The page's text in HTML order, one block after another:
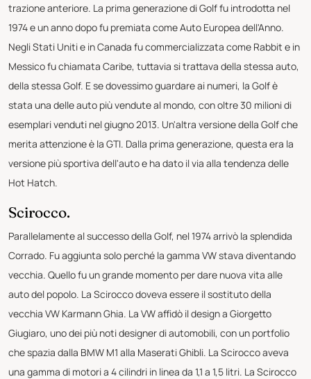
trazione anteriore. La prima generazione di Golf fu introdotta nel
1974 e un anno dopo fu premiata come Auto Europea dell'Anno.
Negli Stati Uniti e in Canada fu commercializzata come Rabbit e in
Messico fu chiamata Caribe, tuttavia si trattava della stessa auto,
della stessa Golf. E se dovessimo guardare ai numeri, la Golf è
stata una delle auto più vendute al mondo, con oltre 30 milioni di
esemplari venduti nel giugno 2013. Un'altra versione della Golf che
merita attenzione è la GTI. Dalla prima generazione, questa era la
versione più sportiva dell'auto e ha dato il via alla tendenza delle
Hot Hatch.
Scirocco.
Parallelamente al successo della Golf, nel 1974 arrivò la splendida
Corrado. Fu aggiunta solo perché la gamma VW stava diventando
vecchia. Quello fu un grande momento per dare nuova vita alle
auto del popolo. La Scirocco doveva essere il sostituto della
vecchia VW Karmann Ghia. La VW affidò il design a Giorgetto
Giugiaro, uno dei più noti designer di automobili, con un portfolio
che spazia dalla BMW M1 alla Maserati Ghibli. La Scirocco aveva
una gamma di motori a 4 cilindri in linea da 1,1 a 1,5 litri. La Scirocco